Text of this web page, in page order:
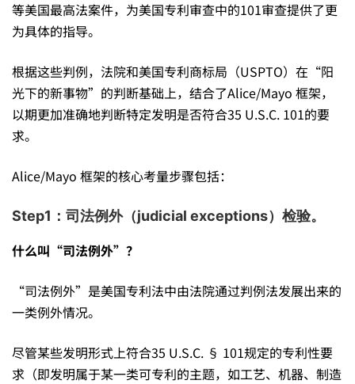
等美国最高法案件，为美国专利审查中的101审查提供了更
为具体的指导。
根据这些判例，法院和美国专利商标局（USPTO）在“阳
光下的新事物”的判断基础上，结合了Alice/Mayo 框架，
以期更加准确地判断特定发明是否符合35 U.S.C. 101的要
求。
Alice/Mayo 框架的核心考量步骤包括：
Step1：司法例外（judicial exceptions）检验。
什么叫“司法例外”？
“司法例外”是美国专利法中由法院通过判例法发展出来的
一类例外情况。
尽管某些发明形式上符合35 U.S.C. § 101规定的专利性要
求（即发明属于某一类可专利的主题，如工艺、机器、制造